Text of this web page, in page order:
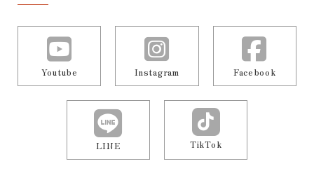
Youtube Instagram Facebook
LINE TikTok